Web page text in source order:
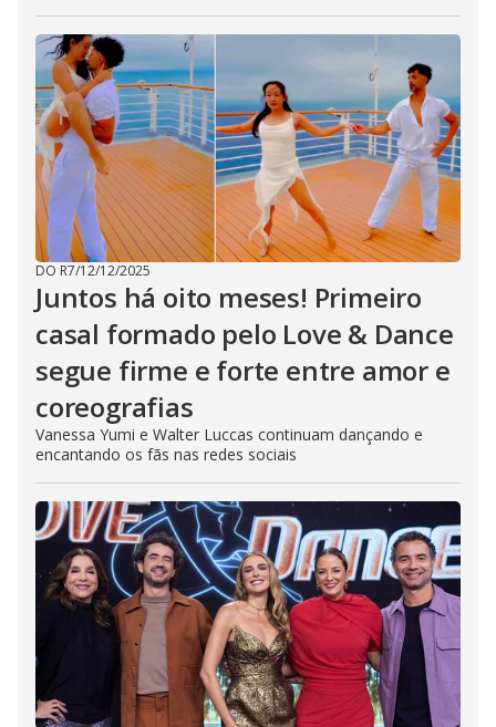
DO R7/12/12/2025
Juntos há oito meses! Primeiro
casal formado pelo Love & Dance
segue firme e forte entre amor e
coreografias
Vanessa Yumi e Walter Luccas continuam dançando e
encantando os fãs nas redes sociais